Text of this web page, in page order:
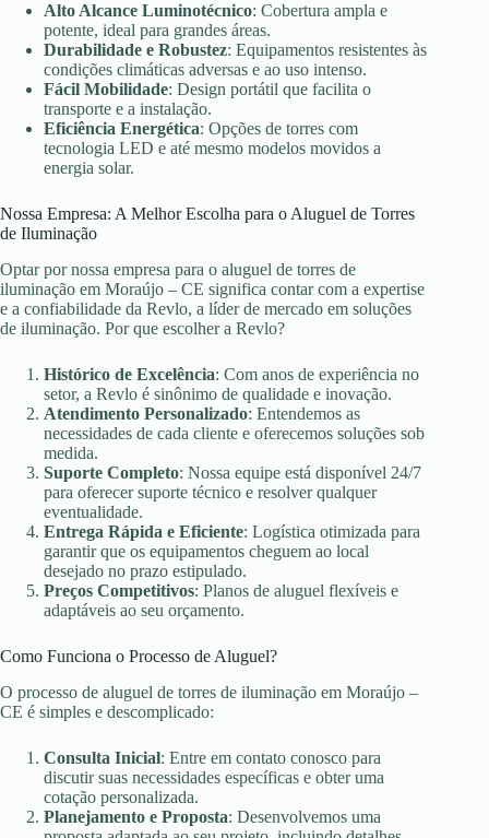
Alto Alcance Luminotécnico: Cobertura ampla e
potente, ideal para grandes áreas.
Durabilidade e Robustez: Equipamentos resistentes às
condições climáticas adversas e ao uso intenso.
Fácil Mobilidade: Design portátil que facilita o
transporte e a instalação.
Eficiência Energética: Opções de torres com
tecnologia LED e até mesmo modelos movidos a
energia solar.
Nossa Empresa: A Melhor Escolha para o Aluguel de Torres
de Iluminação
Optar por nossa empresa para o aluguel de torres de
iluminação em Moraújo – CE significa contar com a expertise
e a confiabilidade da Revlo, a líder de mercado em soluções
de iluminação. Por que escolher a Revlo?
Histórico de Excelência: Com anos de experiência no
setor, a Revlo é sinônimo de qualidade e inovação.
Atendimento Personalizado: Entendemos as
necessidades de cada cliente e oferecemos soluções sob
medida.
Suporte Completo: Nossa equipe está disponível 24/7
para oferecer suporte técnico e resolver qualquer
eventualidade.
Entrega Rápida e Eficiente: Logística otimizada para
garantir que os equipamentos cheguem ao local
desejado no prazo estipulado.
Preços Competitivos: Planos de aluguel flexíveis e
adaptáveis ao seu orçamento.
Como Funciona o Processo de Aluguel?
O processo de aluguel de torres de iluminação em Moraújo –
CE é simples e descomplicado:
Consulta Inicial: Entre em contato conosco para
discutir suas necessidades específicas e obter uma
cotação personalizada.
Planejamento e Proposta: Desenvolvemos uma